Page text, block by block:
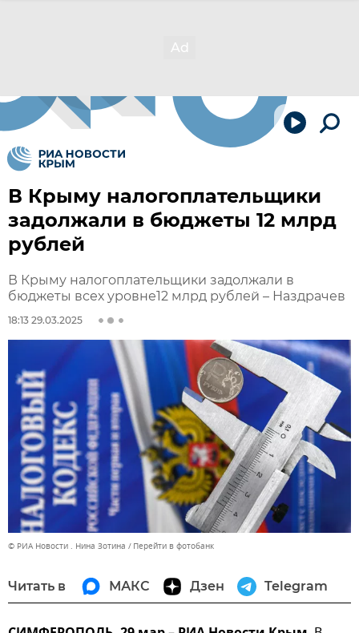
В Крыму налогоплательщики
задолжали в бюджеты 12 млрд
рублей
В Крыму налогоплательщики задолжали в
бюджеты всех уровне12 млрд рублей – Наздрачев
18:13 29.03.2025
© РИА Новости . Нина Зотина Перейти в фотобанк
Читать в МАКС Дзен Telegram